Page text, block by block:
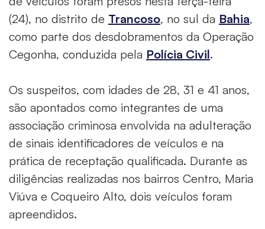
(24), no distrito de Trancoso, no sul da Bahia,
como parte dos desdobramentos da Operação
Cegonha, conduzida pela Polícia Civil.
Os suspeitos, com idades de 28, 31 e 41 anos,
são apontados como integrantes de uma
associação criminosa envolvida na adulteração
de sinais identificadores de veículos e na
prática de receptação qualificada. Durante as
diligências realizadas nos bairros Centro, Maria
Viúva e Coqueiro Alto, dois veículos foram
apreendidos.